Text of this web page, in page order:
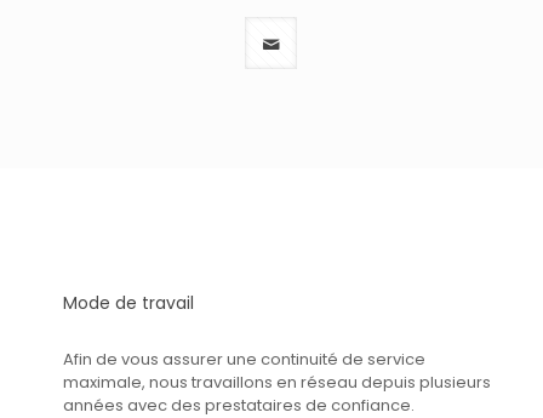
Mode de travail
Afin de vous assurer une continuité de service
maximale, nous travaillons en réseau depuis plusieurs
années avec des prestataires de confiance.